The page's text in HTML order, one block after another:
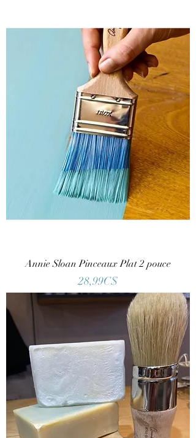
Annie Sloan Pinceaux Plat 2 pouce
Price
28,99C$